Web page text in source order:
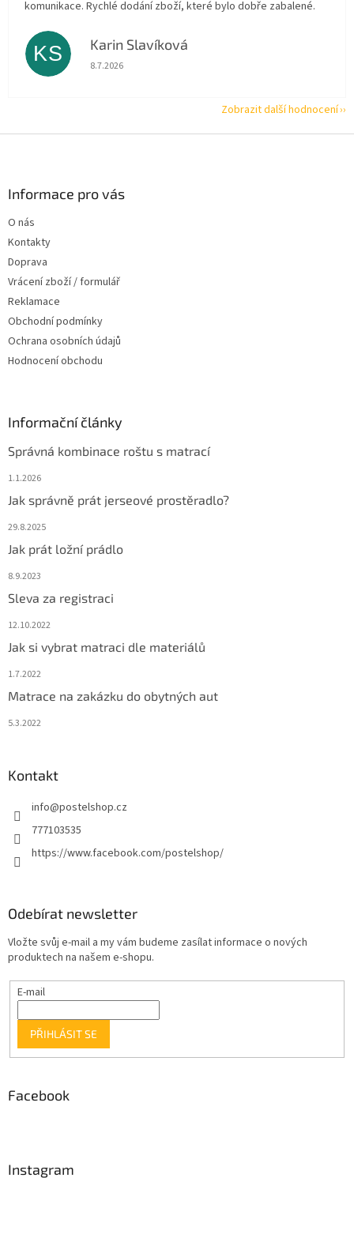
komunikace. Rychlé dodání zboží, které bylo dobře zabalené.
KS Karin Slavíková
Hodnocení obchodu je 5 z 5 hvězdiček.
8.7.2026
Zobrazit další hodnocení
Informace pro vás
O nás
Kontakty
Doprava
Vrácení zboží / formulář
Reklamace
Obchodní podmínky
Ochrana osobních údajů
Hodnocení obchodu
Informační články
Správná kombinace roštu s matrací
1.1.2026
Jak správně prát jerseové prostěradlo?
29.8.2025
Jak prát ložní prádlo
8.9.2023
Sleva za registraci
12.10.2022
Jak si vybrat matraci dle materiálů
1.7.2022
Matrace na zakázku do obytných aut
5.3.2022
Kontakt
info@postelshop.cz
777103535
https://www.facebook.com/postelshop/
Odebírat newsletter
Vložte svůj e-mail a my vám budeme zasílat informace o nových
produktech na našem e-shopu.
E-mail
PŘIHLÁSIT SE
Facebook
Instagram